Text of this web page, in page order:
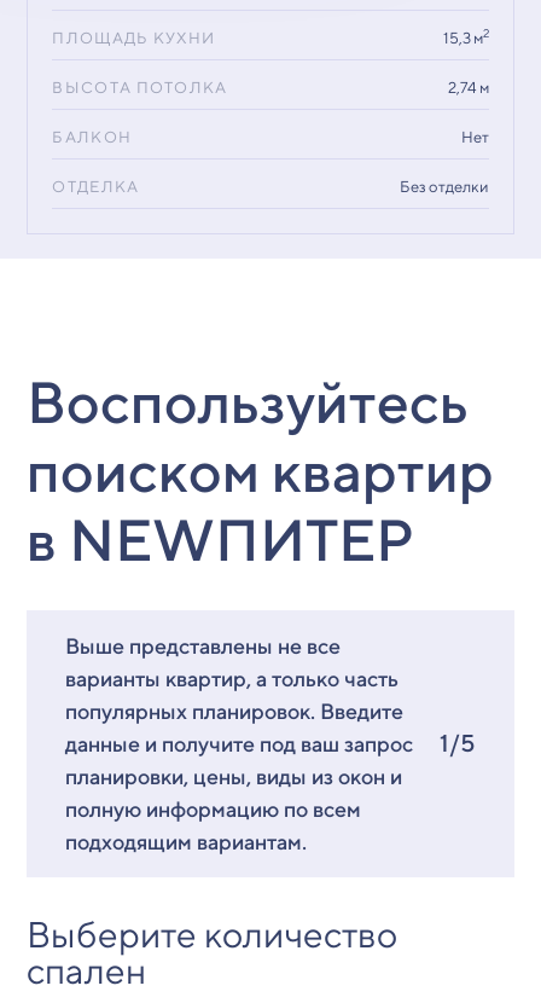
ПЛОЩАДЬ КУХНИ 15,3 м2
ВЫСОТА ПОТОЛКА 2,74 м
БАЛКОН Нет
ОТДЕЛКА Без отделки
Воспользуйтесь
поиском квартир
в NEWПИТЕР
Выше представлены не все
варианты квартир, а только часть
популярных планировок. Введите
данные и получите под ваш запрос
планировки, цены, виды из окон и
полную информацию по всем
подходящим вариантам.
1/5
Выберите количество
спален